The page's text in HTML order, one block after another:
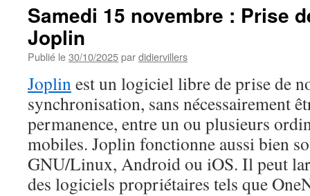
Samedi 15 novembre : Prise
Joplin
Publié le30/10/2025pardidiervillers
Joplinest un logiciel libre de prise de
synchronisation, sans nécessairement
permanence, entre un ou plusieurs
mobiles. Joplin fonctionne aussi bien
GNU/Linux, Android ou iOS. Il peut
des logiciels propriétaires tels que